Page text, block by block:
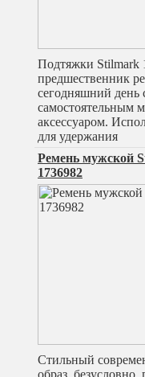
Подтяжки Stilmark
предшественник
сегодняшний день
самостоятельным
аксессуаром.
для удержания
Ремень мужской
1736982
Стильный